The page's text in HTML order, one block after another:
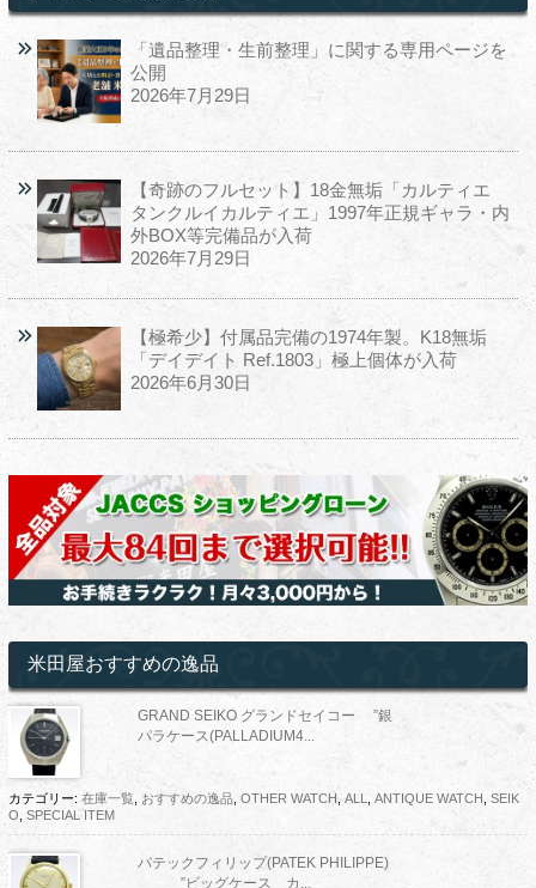
「遺品整理・生前整理」に関する専用ページを
公開
2026年7月29日
【奇跡のフルセット】18金無垢「カルティエ
タンクルイカルティエ」1997年正規ギャラ・内
外BOX等完備品が入荷
2026年7月29日
【極希少】付属品完備の1974年製。K18無垢
「デイデイト Ref.1803」極上個体が入荷
2026年6月30日
米田屋おすすめの逸品
GRAND SEIKO グランドセイコー ”銀
パラケース(PALLADIUM4...
カテゴリー: 在庫一覧, おすすめの逸品, OTHER WATCH ALL ANTIQUE WATCH SEIK
O SPECIAL ITEM
パテックフィリップ(PATEK PHILIPPE)
”ビッグケース カ...